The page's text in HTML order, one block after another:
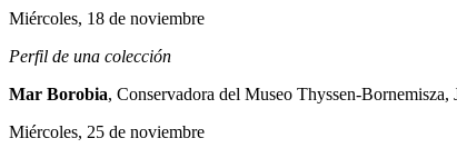
Miércoles, 18 de noviembre
Perfil de una colección
Mar Borobia, Conservadora del Museo Thyssen-
Miércoles, 25 de noviembre